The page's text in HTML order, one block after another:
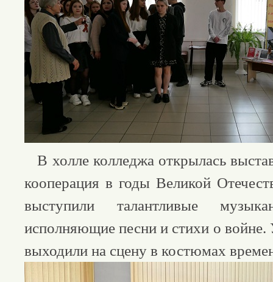
В холле колледжа открылась
кооперация в годы Великой
выступили талантливые
исполняющие песни и стихи о войне.
выходили на сцену в костюмах